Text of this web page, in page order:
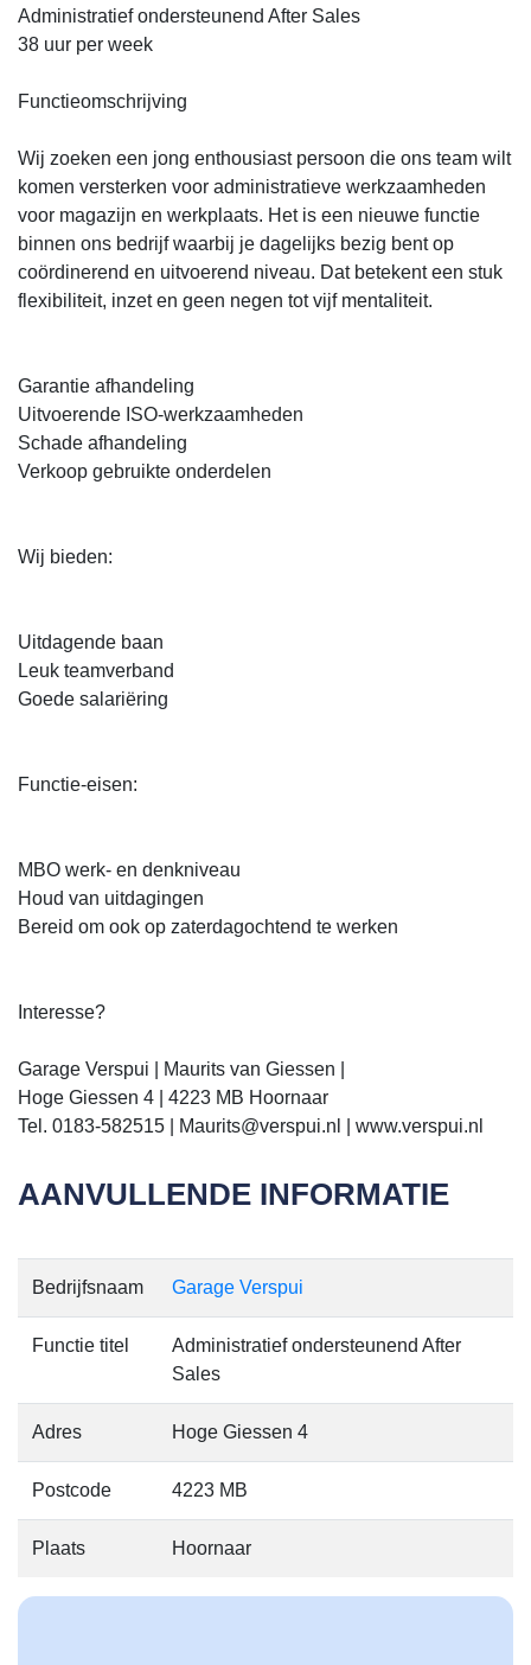
Administratief ondersteunend After Sales
38 uur per week
Functieomschrijving
Wij zoeken een jong enthousiast persoon die ons team wilt
komen versterken voor administratieve werkzaamheden
voor magazijn en werkplaats. Het is een nieuwe functie
binnen ons bedrijf waarbij je dagelijks bezig bent op
coördinerend en uitvoerend niveau. Dat betekent een stuk
flexibiliteit, inzet en geen negen tot vijf mentaliteit.
Garantie afhandeling
Uitvoerende ISO-werkzaamheden
Schade afhandeling
Verkoop gebruikte onderdelen
Wij bieden:
Uitdagende baan
Leuk teamverband
Goede salariëring
Functie-eisen:
MBO werk- en denkniveau
Houd van uitdagingen
Bereid om ook op zaterdagochtend te werken
Interesse?
Garage Verspui | Maurits van Giessen |
Hoge Giessen 4 | 4223 MB Hoornaar
Tel. 0183-582515 | Maurits@verspui.nl | www.verspui.nl
AANVULLENDE INFORMATIE
Bedrijfsnaam Garage Verspui
Functie titel
Administratief ondersteunend After
Sales
Adres Hoge Giessen 4
Postcode 4223 MB
Plaats Hoornaar